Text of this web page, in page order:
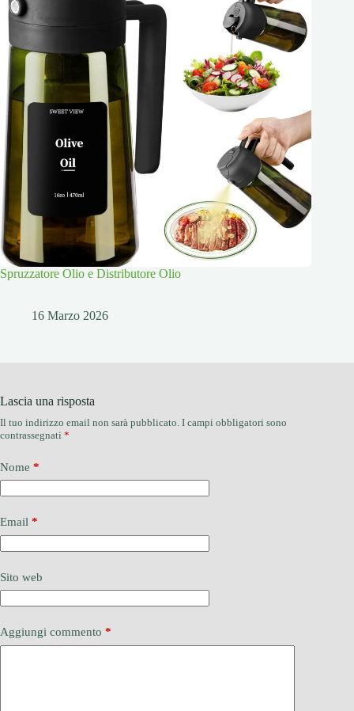
Spruzzatore Olio e Distributore Olio
16 Marzo 2026
Lascia una risposta
Il tuo indirizzo email non sarà pubblicato. I campi obbligatori sono
contrassegnati *
Nome *
Email *
Sito web
Aggiungi commento *